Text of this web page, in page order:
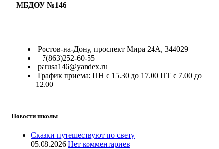
МБДОУ №146
Ростов-на-Дону, проспект Мира 24А, 344029
+7(863)252-60-55
parusa146@yandex.ru
График приема: ПН с 15.30 до 17.00 ПТ с 7.00 до
12.00
Новости школы
Сказки путешествуют по свету
05.08.2026 Нет комментариев